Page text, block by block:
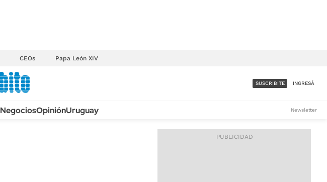
CEOs Papa León XIV
ACCESO FULL - $1.800/MES
SUSCRIBITE INGRESÁ
NegociosOpiniónUruguay Newsletter